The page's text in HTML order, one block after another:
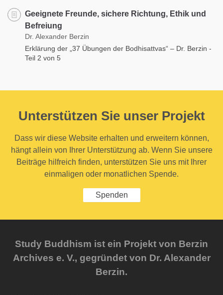
Geeignete Freunde, sichere Richtung, Ethik und
Befreiung
Dr. Alexander Berzin
Erklärung der „37 Übungen der Bodhisattvas“ – Dr. Berzin -
Teil 2 von 5
Unterstützen Sie unser Projekt
Dass wir diese Website erhalten und erweitern können,
hängt allein von Ihrer Unterstützung ab. Wenn Sie unsere
Beiträge hilfreich finden, unterstützen Sie uns mit Ihrer
einmaligen oder monatlichen Spende.
Spenden
Study Buddhism ist ein Projekt von Berzin
Archives e. V., gegründet von Dr. Alexander
Berzin.